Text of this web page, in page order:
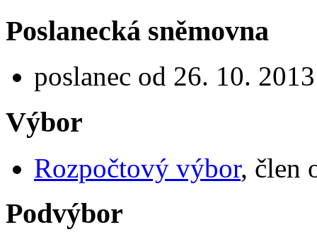
Poslanecká sněmovna
poslanec od 26. 10.
Výbor
Rozpočtový výbor, člen
Podvýbor